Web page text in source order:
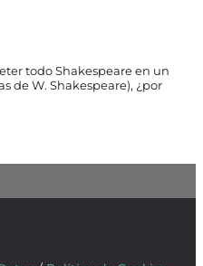
todo Shakespeare en un
de W. Shakespeare), ¿por